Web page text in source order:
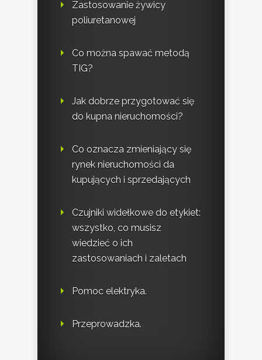
Zastosowanie żywicy
poliuretanowej
Co można spawać metodą
TIG?
Jak dobrze przygotować się
do kupna nieruchomości?
Co oznacza zmieniający się
rynek nieruchomości da
kupujących i sprzedających
Czujniki widełkowe do etykiet:
wszystko, co musisz
wiedzieć o ich
zastosowaniach i zaletach
Pomoc elektryka.
Przeprowadzka.